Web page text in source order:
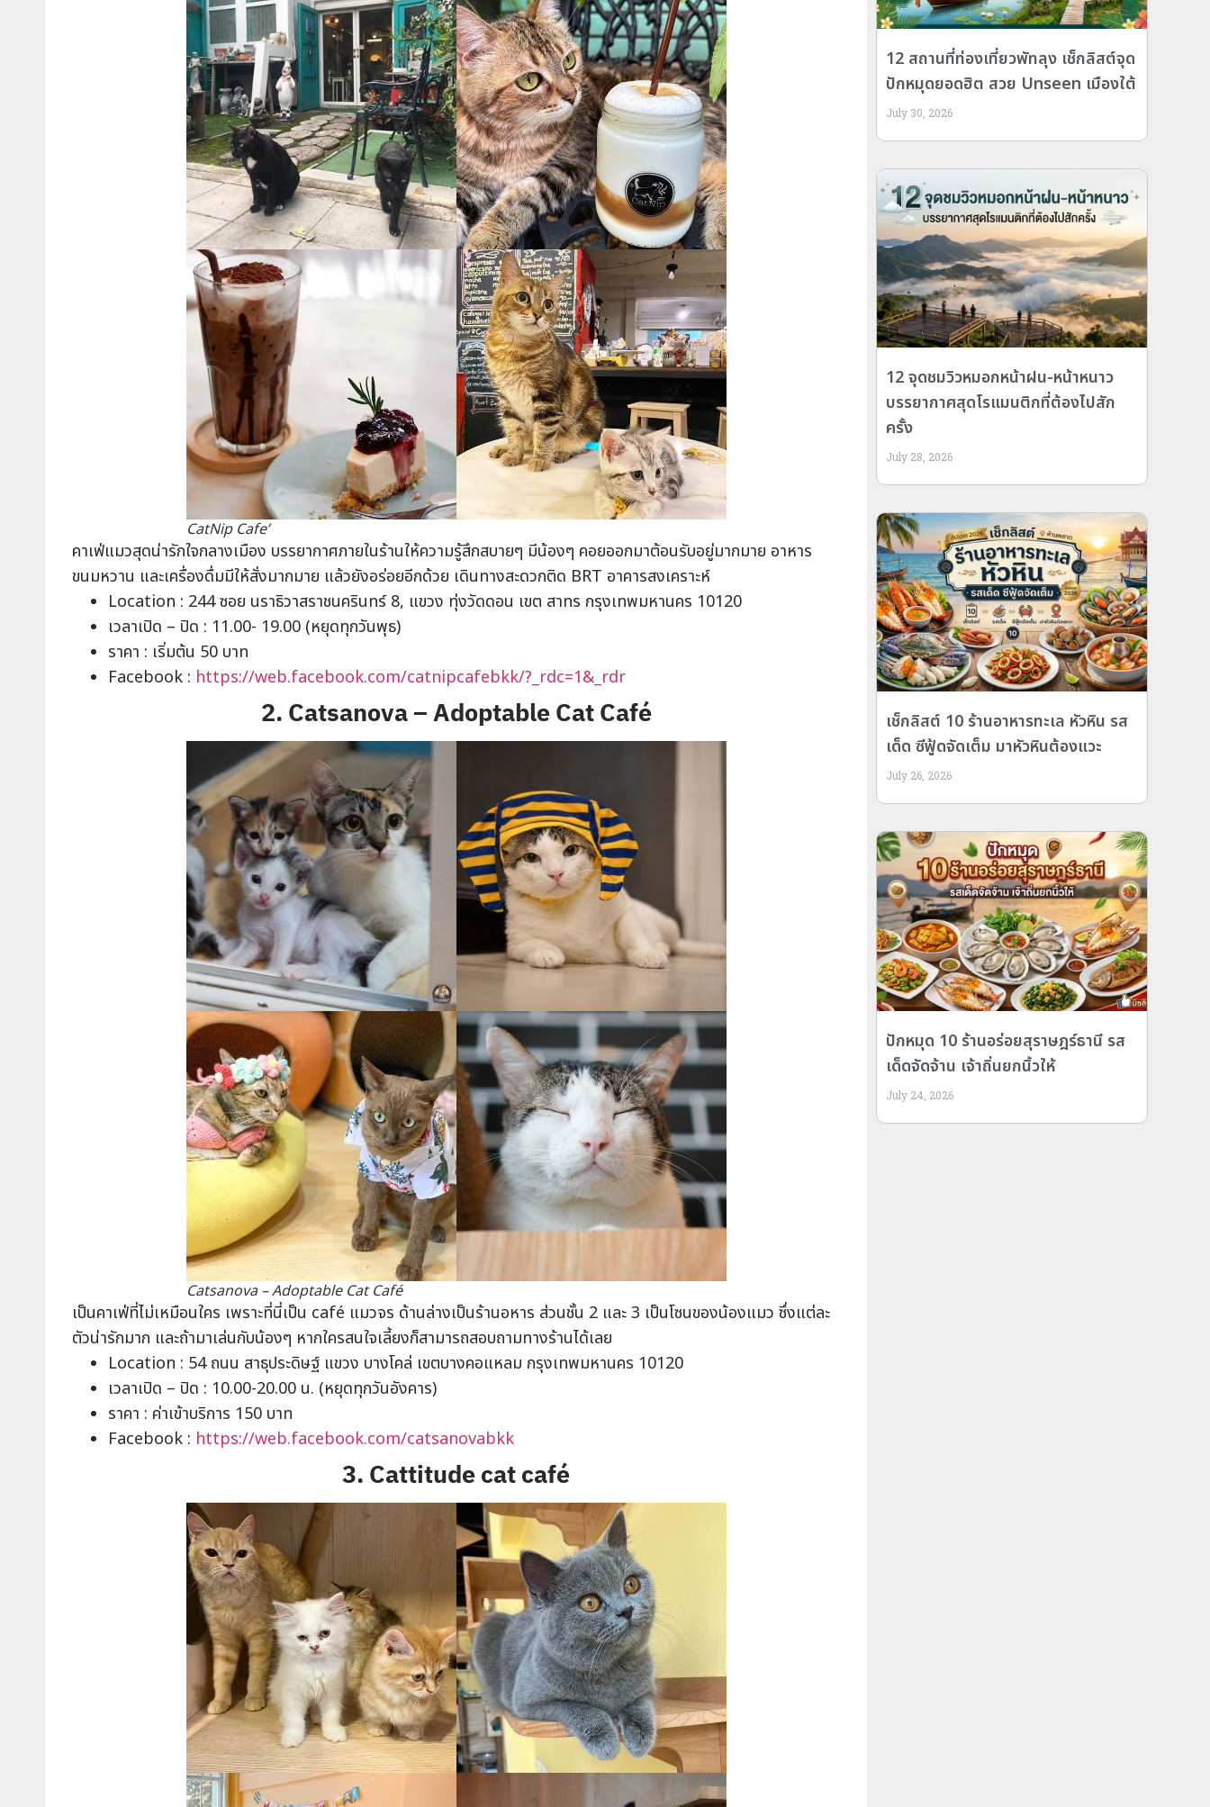
CatNip Cafe’
คาเฟ่แมวสุดน่ารักใจกลางเมือง บรรยากาศภายในร้านให้ความรู้สึกสบายๆ มีน้องๆ คอยออกมาต้อนรับอยู่มากมาย อาหาร
ขนมหวาน และเครื่องดื่มมีให้สั่งมากมาย แล้วยังอร่อยอีกด้วย เดินทางสะดวกติด BRT อาคารสงเคราะห์
Location : 244 ซอย นราธิวาสราชนครินทร์ 8, แขวง ทุ่งวัดดอน เขต สาทร กรุงเทพมหานคร 10120
เวลาเปิด – ปิด : 11.00- 19.00 (หยุดทุกวันพุธ)
ราคา : เริ่มต้น 50 บาท
Facebook : https://web.facebook.com/catnipcafebkk/?_rdc=1&_rdr
2. Catsanova – Adoptable Cat Café
Catsanova – Adoptable Cat Café
เป็นคาเฟ่ที่ไม่เหมือนใคร เพราะที่นี่เป็น café แมวจร ด้านล่างเป็นร้านอหาร ส่วนชั้น 2 และ 3 เป็นโซนของน้องแมว ซึ่งแต่ละ
ตัวน่ารักมาก และถ้ามาเล่นกับน้องๆ หากใครสนใจเลี้ยงก็สามารถสอบถามทางร้านได้เลย
Location : 54 ถนน สาธุประดิษฐ์ แขวง บางโคล่ เขตบางคอแหลม กรุงเทพมหานคร 10120
เวลาเปิด – ปิด : 10.00-20.00 น. (หยุดทุกวันอังคาร)
ราคา : ค่าเข้าบริการ 150 บาท
Facebook : https://web.facebook.com/catsanovabkk
3. Cattitude cat café
12 สถานที่ท่องเที่ยวพัทลุง เช็กลิสต์จุด
ปักหมุดยอดฮิต สวย Unseen เมืองใต้
July 30, 2026
12 จุดชมวิวหมอกหน้าฝน-หน้าหนาว
บรรยากาศสุดโรแมนติกที่ต้องไปสัก
ครั้ง
July 28, 2026
เช็กลิสต์ 10 ร้านอาหารทะเล หัวหิน รส
เด็ด ซีฟู้ดจัดเต็ม มาหัวหินต้องแวะ
July 26, 2026
ปักหมุด 10 ร้านอร่อยสุราษฎร์ธานี รส
เด็ดจัดจ้าน เจ้าถิ่นยกนิ้วให้
July 24, 2026